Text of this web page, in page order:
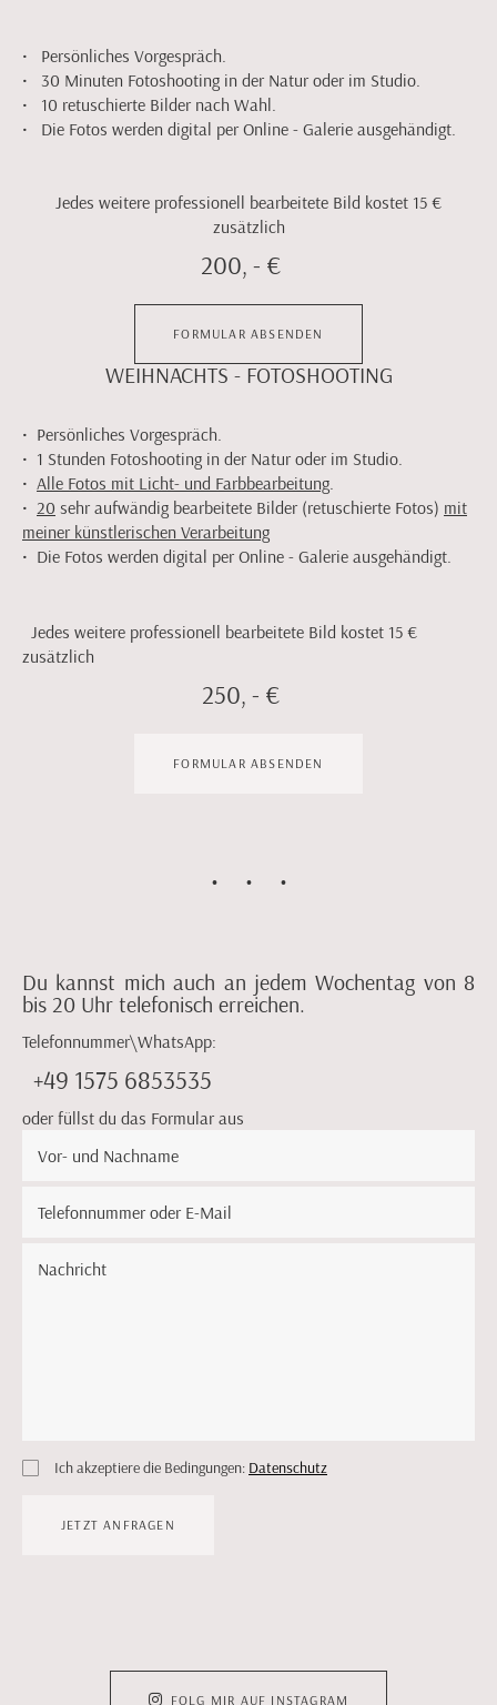
• Persönliches Vorgespräch.
• 30 Minuten Fotoshooting in der Natur oder im Studio.
• 10 retuschierte Bilder nach Wahl.
• Die Fotos werden digital per Online - Galerie ausgehändigt.
Jedes weitere professionell bearbeitete Bild kostet 15 €
zusätzlich
200, - €
FORMULAR ABSENDEN
WEIHNACHTS - FOTOSHOOTING
• Persönliches Vorgespräch.
• 1 Stunden Fotoshooting in der Natur oder im Studio.
• Alle Fotos mit Licht- und Farbbearbeitung
• 20 sehr aufwändig bearbeitete Bilder (retuschierte Fotos) mit
meiner künstlerischen Verarbeitung
• Die Fotos werden digital per Online - Galerie ausgehändigt.
Jedes weitere professionell bearbeitete Bild kostet 15 €
zusätzlich
250, - €
FORMULAR ABSENDEN
Du kannst mich auch an jedem Wochentag von 8
bis 20 Uhr telefonisch erreichen.
Telefonnummer\WhatsApp:
+49 1575 6853535
oder füllst du das Formular aus
Ich akzeptiere die Bedingungen: Datenschutz
JETZT ANFRAGEN
FOLG MIR AUF INSTAGRAM